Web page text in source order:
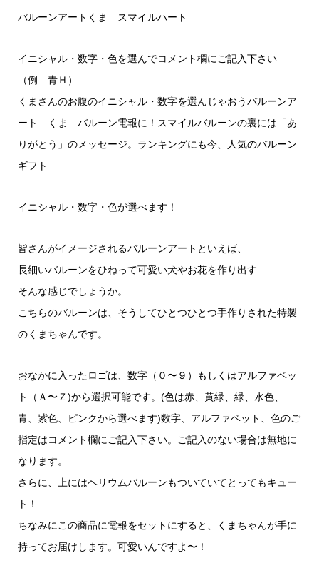
バルーンアートくま スマイルハート
イニシャル・数字・色を選んでコメント欄にご記入下さい
（例 青Ｈ）
くまさんのお腹のイニシャル・数字を選んじゃおうバルーンア
ート くま バルーン電報に！スマイルバルーンの裏には「あ
りがとう」のメッセージ。ランキングにも今、人気のバルーン
ギフト
イニシャル・数字・色が選べます！
皆さんがイメージされるバルーンアートといえば、
長細いバルーンをひねって可愛い犬やお花を作り出す…
そんな感じでしょうか。
こちらのバルーンは、そうしてひとつひとつ手作りされた特製
のくまちゃんです。
おなかに入ったロゴは、数字（０〜９）もしくはアルファベッ
ト（Ａ〜Ｚ)から選択可能です。(色は赤、黄緑、緑、水色、
青、紫色、ピンクから選べます)数字、アルファベット、色のご
指定はコメント欄にご記入下さい。ご記入のない場合は無地に
なります。
さらに、上にはヘリウムバルーンもついていてとってもキュー
ト！
ちなみにこの商品に電報をセットにすると、くまちゃんが手に
持ってお届けします。可愛いんですよ〜！